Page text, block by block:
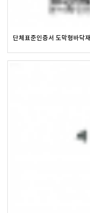
단체표준인증서 도막형바닥재